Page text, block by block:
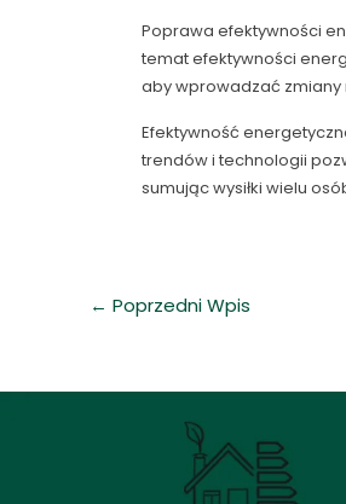
Poprawa efektywności
temat efektywności
aby wprowadzać zmiany
Efektywność
trendów i technologii
sumując wysiłki wielu
← Poprzedni Wpis